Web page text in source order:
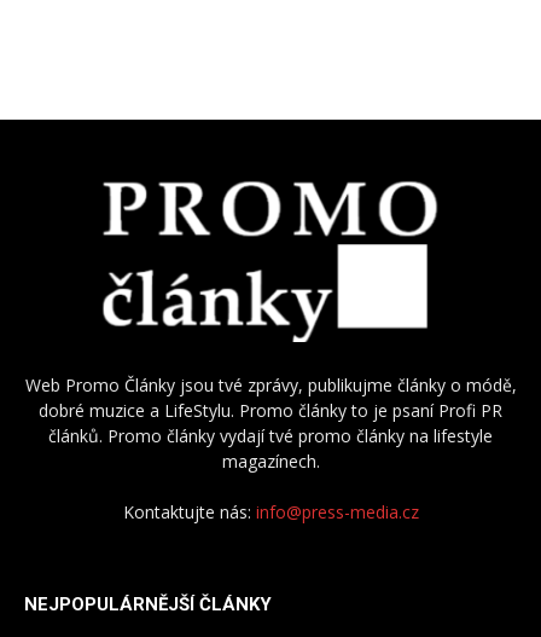
Web Promo Články jsou tvé zprávy, publikujme články o módě,
dobré muzice a LifeStylu. Promo články to je psaní Profi PR
článků. Promo články vydají tvé promo články na lifestyle
magazínech.
Kontaktujte nás: info@press-media.cz
NEJPOPULÁRNĚJŠÍ ČLÁNKY